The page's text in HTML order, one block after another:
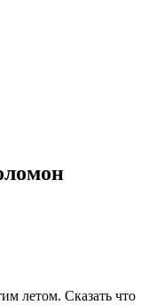
летом. Сказать что